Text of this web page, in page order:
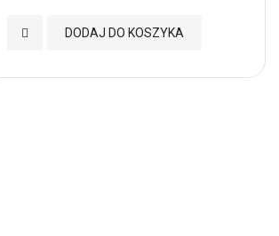
DODAJ DO KOSZYKA
Dodaj